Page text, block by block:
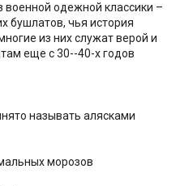
одежной классики –
бушлатов, чья история
из них служат верой и
еще с 30--40-х годов
называть алясками
морозов